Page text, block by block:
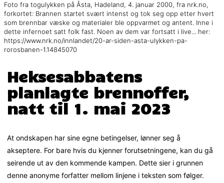
Foto fra togulykken på Åsta, Hadeland, 4. januar 2000, fra nrk.no,
forkortet: Brannen startet svært intenst og tok seg opp etter hvert
som brennbar væske og materialer ble oppvarmet og antent. Inne i
dette infernoet satt folk fast. Noen av dem var fortsatt i live... her:
https://www.nrk.no/innlandet/20-ar-siden-asta-ulykken-pa-
rorosbanen-1.14845070
Heksesabbatens
planlagte brennoffer,
natt til 1. mai 2023
At ondskapen har sine egne betingelser, lønner seg å
akseptere. For bare hvis du kjenner forutsetningene, kan du gå
seirende ut av den kommende kampen. Dette sier i grunnen
denne anonyme forfatter mellom linjene i teksten som følger.